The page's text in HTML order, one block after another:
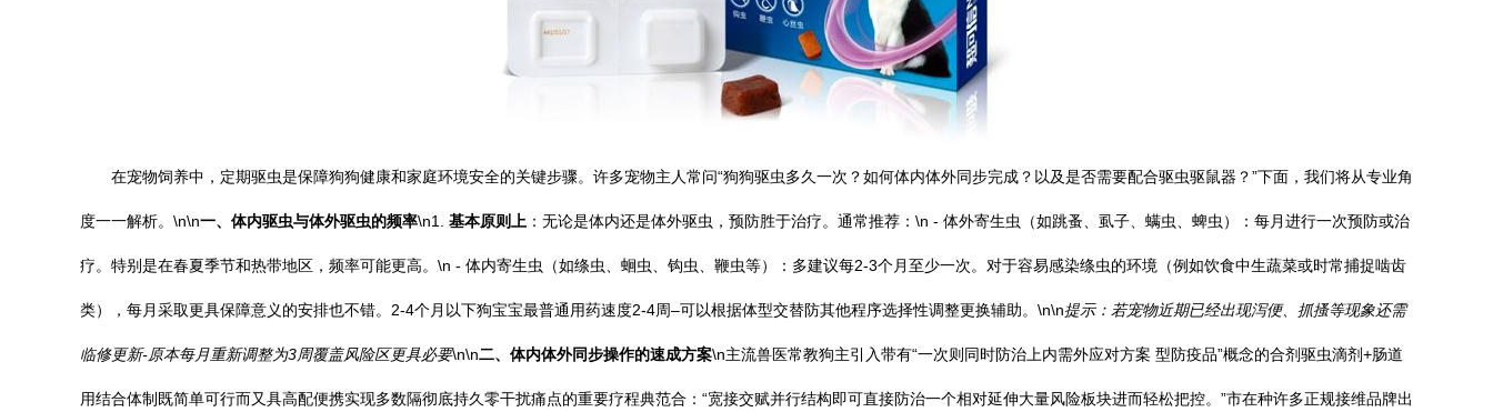
在宠物饲养中，定期驱虫是保障狗狗健康和家庭环境安全的关键步骤。许多宠物主人常问“狗狗驱虫多久一次？如何体内体外同步完成？以及是否需要配合驱虫驱鼠器？”下面，我们将从专业角
度一一解析。\n\n一、体内驱虫与体外驱虫的频率\n1. 基本原则上 ：无论是体内还是体外驱虫，预防胜于治疗。通常推荐：\n - 体外寄生虫（如跳蚤、虱子、螨虫、蜱虫）：每月进行一次预防或治
疗。特别是在春夏季节和热带地区，频率可能更高。\n - 体内寄生虫（如绦虫、蛔虫、钩虫、鞭虫等）：多建议每2-3个月至少一次。对于容易感染绦虫的环境（例如饮食中生蔬菜或时常捕捉啮齿
类），每月采取更具保障意义的安排也不错。2-4个月以下狗宝宝最普通用药速度2-4周–可以根据体型交替防其他程序选择性调整更换辅助。\n\n提示：若宠物近期已经出现泻便、抓搔等现象还需
临修更新-原本每月重新调整为3周覆盖风险区更具必要\n\n二、体内体外同步操作的速成方案\n主流兽医常教狗主引入带有“一次则同时防治上内需外应对方案 型防疫品”概念的合剂驱虫滴剂+肠道
用结合体制既简单可行而又具高配便携实现多数隔彻底持久零干扰痛点的重要疗程典范合：“宽接交赋并行结构即可直接防治一个相对延伸大量风险板块进而轻松把控。”市在种许多正规接维品牌出